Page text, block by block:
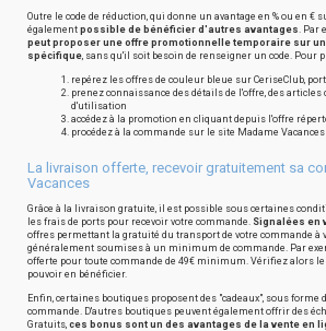
Outre le code de réduction, qui donne un avantage en % ou en €
également possible de bénéficier d'autres avantages. Par
peut proposer une offre promotionnelle temporaire sur
spécifique, sans qu'il soit besoin de renseigner un code. Pour
repérez les offres de couleur bleue sur CeriseClub,
prenez connaissance des détails de l'offre, des
d'utilisation
accédez à la promotion en cliquant depuis l'offre
procédez à la commande sur le site Madame
La livraison offerte, recevoir gratuitement sa
Vacances
Grâce à la livraison gratuite, il est possible sous certaines
les frais de ports pour recevoir votre commande. Signalées en
offres permettant la gratuité du transport de votre commande à
généralement soumises à un minimum de commande. Par
offerte pour toute commande de 49€ minimum. Vérifiez alors
pouvoir en bénéficier.
Enfin, certaines boutiques proposent des "cadeaux", sous forme
commande. D'autres boutiques peuvent également offrir des
Gratuits, ces bonus sont un des avantages de la vente en